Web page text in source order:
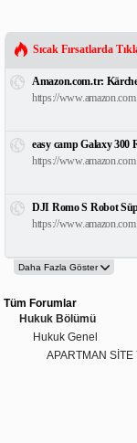
Sıcak Fırsatlarda
Amazon.com.tr:
https://
easy camp Galaxy 300
https://
DJI Romo S Robot
https://
Tüm Forumlar
Hukuk Bölümü
Hukuk Genel
APARTMAN